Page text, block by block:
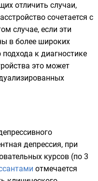
отличить случаи,
сочетается с
случае, если эти
в более широких
к диагностике
это может
депрессия, при
курсов (по 3
отмечается